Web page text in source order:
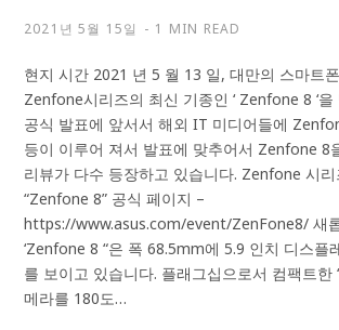
2021년 5월 15일 1 MIN READ
현지 시간 2021 년 5 월 13 일, 대만의 스마트
Zenfone시리즈의 최신 기종인 ‘ Zenfone 8 ‘을
공식 발표에 앞서서 해외 IT 미디어들에
등이 이루어 져서 발표에 맞추어서 Zenfone 8
리뷰가 다수 등장하고 있습니다. Zenfone 시
“Zenfone 8” 공식 페이지 –
https://www.asus.com/event/ZenFone8/ 새
‘Zenfone 8 “은 폭 68.5mm에 5.9 인치 디스플
를 보이고 있습니다. 플래그십으로서 컴팩트한
메라를 180도…